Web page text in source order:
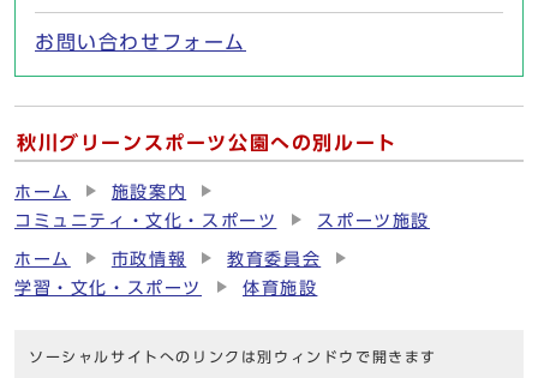
お問い合わせフォーム
秋川グリーンスポーツ公園への別ルート
ホーム
施設案内
コミュニティ・文化・スポーツ
スポーツ施設
ホーム 市政情報
教育委員会
学習・文化・スポーツ
体育施設
ソーシャルサイトへのリンクは別ウィンドウで開きます